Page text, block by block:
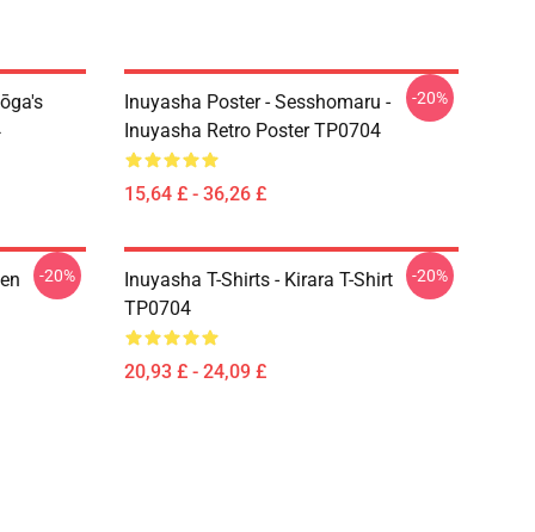
Inuyasha Poster - Sesshomaru -
Inuyasha Retro Poster TP0704
15,64 £ - 36,26 £
-20%
-20%
Inuyasha T-Shirts - Kirara T-Shirt
TP0704
20,93 £ - 24,09 £
-20%